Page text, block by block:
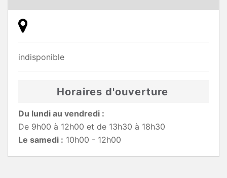
indisponible
Horaires d'ouverture
Du lundi au vendredi :
De 9h00 à 12h00 et de 13h30 à 18h30
Le samedi : 10h00 - 12h00